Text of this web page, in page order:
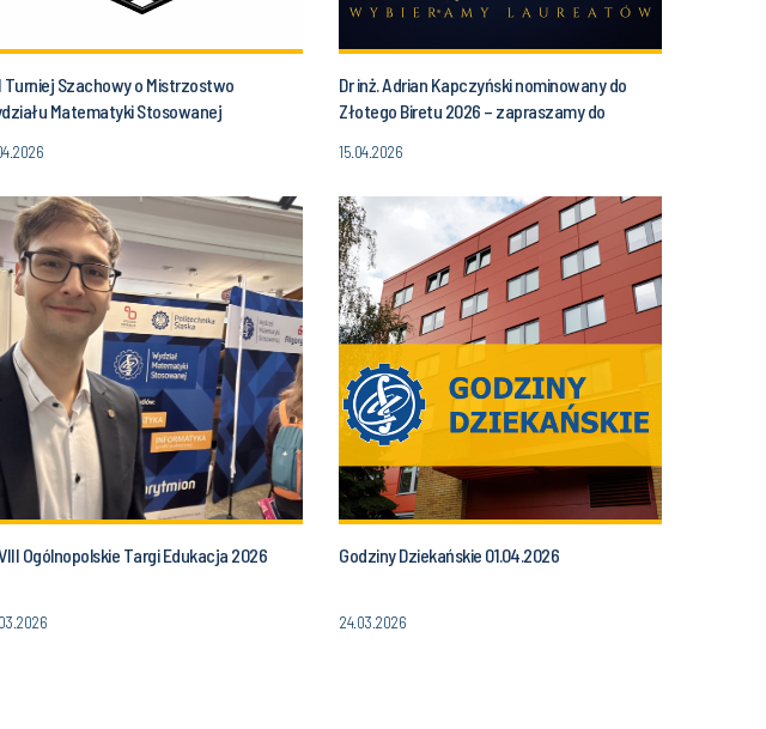
Turniej Szachowy o Mistrzostwo
Matematyki Stosowanej
Dr inż. Adrian Kapczyński nominowany do
Złotego Biretu 2026 – zapraszamy do
15.04.2026
Ogólnopolskie Targi Edukacja 2026 Godziny Dziekańskie 01.04.2026
24.03.2026